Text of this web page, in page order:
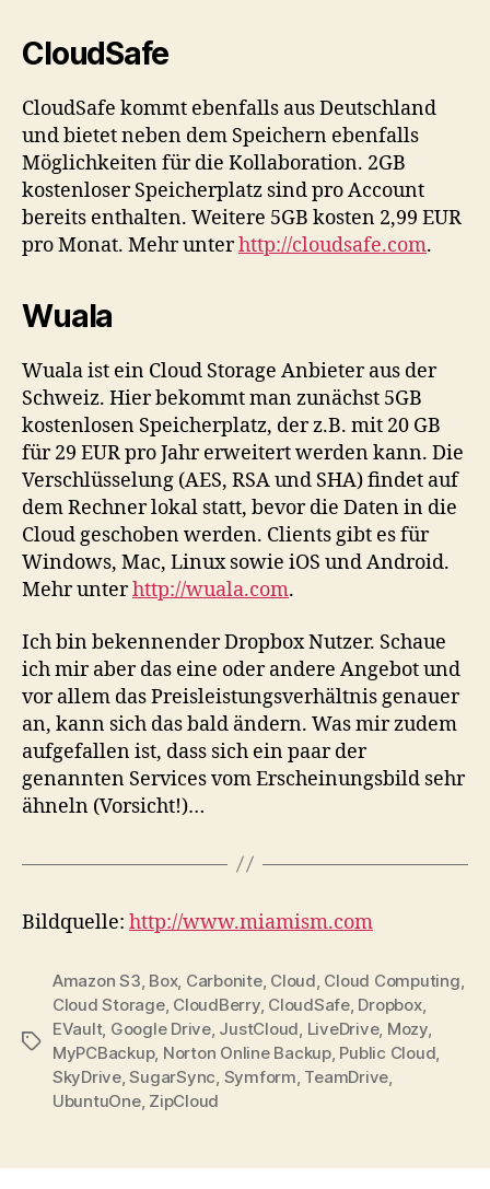
CloudSafe
CloudSafe kommt ebenfalls aus Deutschland
und bietet neben dem Speichern ebenfalls
Möglichkeiten für die Kollaboration. 2GB
kostenloser Speicherplatz sind pro Account
bereits enthalten. Weitere 5GB kosten 2,99 EUR
pro Monat. Mehr unterhttp://cloudsafe.com.
Wuala
Wuala ist ein Cloud Storage Anbieter aus der
Schweiz. Hier bekommt man zunächst 5GB
kostenlosen Speicherplatz, der z.B. mit 20 GB
für 29 EUR pro Jahr erweitert werden kann. Die
Verschlüsselung (AES, RSA und SHA) findet auf
dem Rechner lokal statt, bevor die Daten in die
Cloud geschoben werden. Clients gibt es für
Windows, Mac, Linux sowie iOS und Android.
Mehr unterhttp://wuala.com.
Ich bin bekennender Dropbox Nutzer. Schaue
ich mir aber das eine oder andere Angebot und
vor allem das Preisleistungsverhältnis genauer
an, kann sich das bald ändern. Was mir zudem
aufgefallen ist, dass sich ein paar der
genannten Services vom Erscheinungsbild sehr
ähneln (Vorsicht!)…
Bildquelle: http://www.miamism.com
Tags
Amazon S3 Box, Carbonite, Cloud Cloud Computing
Cloud Storage, CloudBerry, CloudSafe, Dropbox,
EVault, Google Drive, JustCloud LiveDrive, Mozy,
MyPCBackup, Norton Online Backup, Public Cloud
SkyDrive,SugarSync Symform TeamDrive
UbuntuOne, ZipCloud